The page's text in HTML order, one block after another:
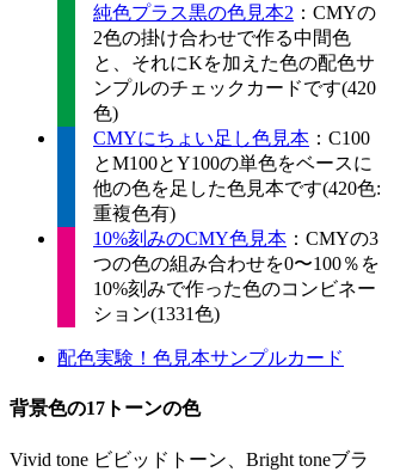
純色プラス黒の色見本2 ：CMYの
2色の掛け合わせで作る中間色
と、それにKを加えた色の配色サ
ンプルのチェックカードです(420
色)
CMYにちょい足し色見本 ：C100
とM100とY100の単色をベースに
他の色を足した色見本です(420色:
重複色有)
10%刻みのCMY色見本 ：CMYの3
つの色の組み合わせを0〜100％を
10%刻みで作った色のコンビネー
ション(1331色)
配色実験！色見本サンプルカード
背景色の17トーンの色
Vivid tone ビビッドトーン、Bright toneブラ